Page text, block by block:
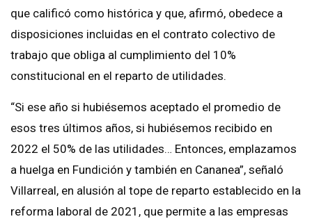
que calificó como histórica y que, afirmó, obedece a
disposiciones incluidas en el contrato colectivo de
trabajo que obliga al cumplimiento del 10%
constitucional en el reparto de utilidades.
“Si ese año si hubiésemos aceptado el promedio de
esos tres últimos años, si hubiésemos recibido en
2022 el 50% de las utilidades… Entonces, emplazamos
a huelga en Fundición y también en Cananea”, señaló
Villarreal, en alusión al tope de reparto establecido en la
reforma laboral de 2021, que permite a las empresas